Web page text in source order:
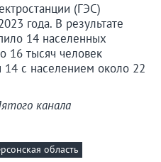
(ГЭС)
года. В результате
14 населенных
16 тысяч человек
14 с населением около 22
канала
область